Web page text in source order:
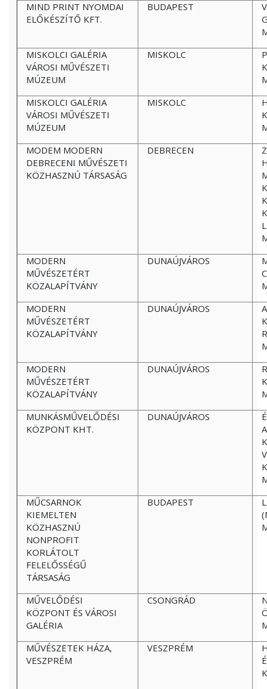
MIND PRINT NYOMDAI
ELŐKÉSZÍTŐ KFT.
BUDAPEST
MISKOLCI GALÉRIA
VÁROSI MŰVÉSZETI
MÚZEUM
MISKOLC
MISKOLCI GALÉRIA
VÁROSI MŰVÉSZETI
MÚZEUM
MISKOLC
MODEM MODERN
DEBRECENI MŰVÉSZETI
KÖZHASZNÚ TÁRSASÁG
DEBRECEN
MODERN
MŰVÉSZETÉRT
KÖZALAPÍTVÁNY
DUNAÚJVÁROS
MODERN
MŰVÉSZETÉRT
KÖZALAPÍTVÁNY
DUNAÚJVÁROS
MODERN
MŰVÉSZETÉRT
KÖZALAPÍTVÁNY
DUNAÚJVÁROS
MUNKÁSMŰVELŐDÉSI
KÖZPONT KHT.
DUNAÚJVÁROS
MŰCSARNOK
KIEMELTEN
KÖZHASZNÚ
NONPROFIT
KORLÁTOLT
FELELŐSSÉGŰ
TÁRSASÁG
BUDAPEST
MŰVELŐDÉSI
KÖZPONT ÉS VÁROSI
GALÉRIA
CSONGRÁD
MŰVÉSZETEK HÁZA,
VESZPRÉM
VESZPRÉM